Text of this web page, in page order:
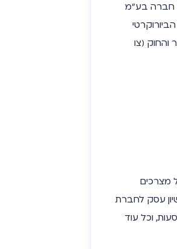
חברה בע”מ
(צו
מצרכים
עסק לחברת
וכל עוד